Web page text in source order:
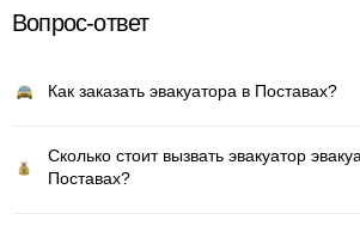
Вопрос-ответ
Как заказать эвакуатора в Поставах?
Сколько стоит вызвать эвакуатор
Поставах?